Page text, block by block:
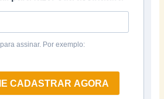
assinar. Por exemplo:
CADASTRAR AGORA